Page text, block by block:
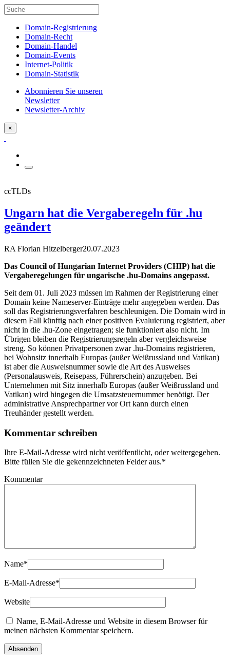
Domain-Registrierung
Domain-Recht
Domain-Handel
Domain-Events
Internet-Politik
Domain-Statistik
Abonnieren Sie unseren
Newsletter
Newsletter-Archiv
×
ccTLDs
Ungarn hat die Vergaberegeln für .hu
geändert
RA Florian Hitzelberger20.07.2023
Das Council of Hungarian Internet Providers (CHIP) hat die
Vergaberegelungen für ungarische .hu-Domains angepasst.
Seit dem 01. Juli 2023 müssen im Rahmen der Registrierung einer
Domain keine Nameserver-Einträge mehr angegeben werden. Das
soll das Registrierungsverfahren beschleunigen. Die Domain wird in
diesem Fall künftig nach einer positiven Evaluierung registriert, aber
nicht in die .hu-Zone eingetragen; sie funktioniert also nicht. Im
Übrigen bleiben die Registrierungsregeln aber vergleichsweise
streng. So können Privatpersonen zwar .hu-Domains registrieren,
bei Wohnsitz innerhalb Europas (außer Weißrussland und Vatikan)
ist aber die Ausweisnummer sowie die Art des Ausweises
(Personalausweis, Reisepass, Führerschein) anzugeben. Bei
Unternehmen mit Sitz innerhalb Europas (außer Weißrussland und
Vatikan) wird hingegen die Umsatzsteuernummer benötigt. Der
administrative Ansprechpartner vor Ort kann durch einen
Treuhänder gestellt werden.
Kommentar schreiben
Ihre E-Mail-Adresse wird nicht veröffentlicht, oder weitergegeben.
Bitte füllen Sie die gekennzeichneten Felder aus.*
Kommentar
Name*
E-Mail-Adresse*
Website
Name, E-Mail-Adresse und Website in diesem Browser für
meinen nächsten Kommentar speichern.